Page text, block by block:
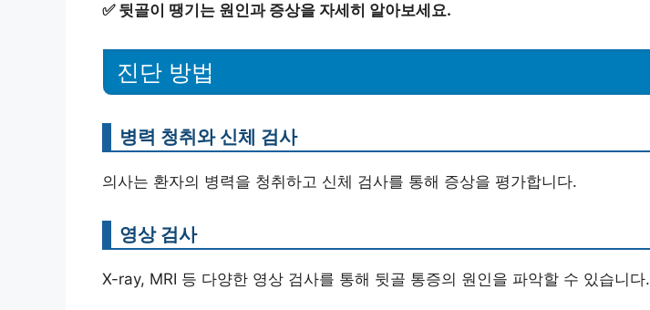
✅ 뒷골이 땡기는 원인과 증상을 자세히 알아보세요.
진단 방법
병력 청취와 신체 검사
의사는 환자의 병력을 청취하고 신체 검사를 통해 증상을 평가합니다.
영상 검사
X-ray, MRI 등 다양한 영상 검사를 통해 뒷골 통증의 원인을 파악할 수 있습니다.